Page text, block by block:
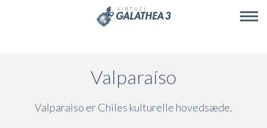
Valparaíso
Valparaiso er Chiles kulturelle hovedsæde.